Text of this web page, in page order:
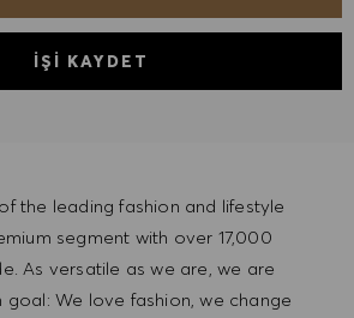
İŞI KAYDET
the leading fashion and lifestyle
segment with over 17,000
As versatile as we are, we are
We love fashion, we change